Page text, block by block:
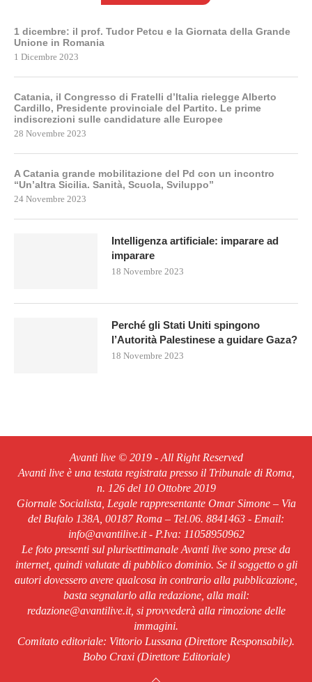
1 dicembre: il prof. Tudor Petcu e la Giornata della Grande
Unione in Romania
1 Dicembre 2023
Catania, il Congresso di Fratelli d’Italia rielegge Alberto
Cardillo, Presidente provinciale del Partito. Le prime
indiscrezioni sulle candidature alle Europee
28 Novembre 2023
A Catania grande mobilitazione del Pd con un incontro
“Un’altra Sicilia. Sanità, Scuola, Sviluppo”
24 Novembre 2023
Intelligenza artificiale: imparare ad
imparare
18 Novembre 2023
Perché gli Stati Uniti spingono
l’Autorità Palestinese a guidare Gaza?
18 Novembre 2023
Avanti live © 2019 - All Right Reserved
Avanti live è una testata registrata presso il Tribunale di Roma,
n. 126 del 10 Ottobre 2019
Giornale Socialista, Legale rappresentante Omar Simone – Via
del Bufalo 138A, 00187 Roma – Tel.06. 8841463 - Email:
info@avantilive.it - P.Iva: 11058950962
Le foto presenti sul plurisettimanale Avanti live sono prese da
internet, quindi valutate di pubblico dominio. Se il soggetto o gli
autori dovessero avere qualcosa in contrario alla pubblicazione,
basta segnalarlo alla redazione, alla mail:
redazione@avantilive.it, si provvederà alla rimozione delle
immagini.
Comitato editoriale: Vittorio Lussana (Direttore Responsabile).
Bobo Craxi (Direttore Editoriale)